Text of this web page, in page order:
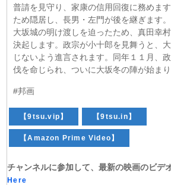
普請を見守り、家康の信用回復に務めま
ため隠居し、長男・左門が後を継ぎます
大坂城の明け渡しを迫ったため、真田幸
決起します。政宗が小十郎を見舞うと、
じないよう進言されます。同年１１月、
伐を命じられ、ついに大坂冬の陣が始まり
#邦画
【9tsu.vip】 【9tsu.in】
【Amazon Prime Video】
チャンネルに参加して、最新の映画のビデ
Here